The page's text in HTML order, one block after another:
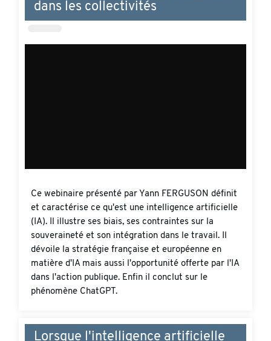
dans les collectivités
Ce webinaire présenté par Yann FERGUSON définit
et caractérise ce qu'est une intelligence artificielle
(IA). Il illustre ses biais, ses contraintes sur la
souveraineté et son intégration dans le travail. Il
dévoile la stratégie française et européenne en
matière d'IA mais aussi l'opportunité offerte par l'IA
dans l'action publique. Enfin il conclut sur le
phénomène ChatGPT.
Lorsque l'intelligence artificielle